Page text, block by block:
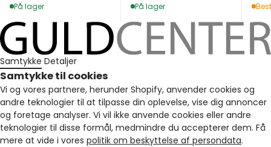
På lager På lager
Samtykke Detaljer
Samtykke til cookies
Vi og vores partnere, herunder Shopify, anvender cookies og
andre teknologier til at tilpasse din oplevelse, vise dig annoncer
og foretage analyser. Vi vil ikke anvende cookies eller andre
teknologier til disse formål, medmindre du accepterer dem. Få
mere at vide i vores politik om beskyttelse af persondata.